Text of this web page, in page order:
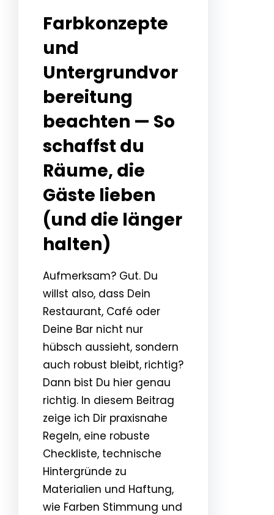
Farbkonzepte
und
Untergrundvor
bereitung
beachten — So
schaffst du
Räume, die
Gäste lieben
(und die länger
halten)
Aufmerksam? Gut. Du
willst also, dass Dein
Restaurant, Café oder
Deine Bar nicht nur
hübsch aussieht, sondern
auch robust bleibt, richtig?
Dann bist Du hier genau
richtig. In diesem Beitrag
zeige ich Dir praxisnahe
Regeln, eine robuste
Checkliste, technische
Hintergründe zu
Materialien und Haftung,
wie Farben Stimmung und